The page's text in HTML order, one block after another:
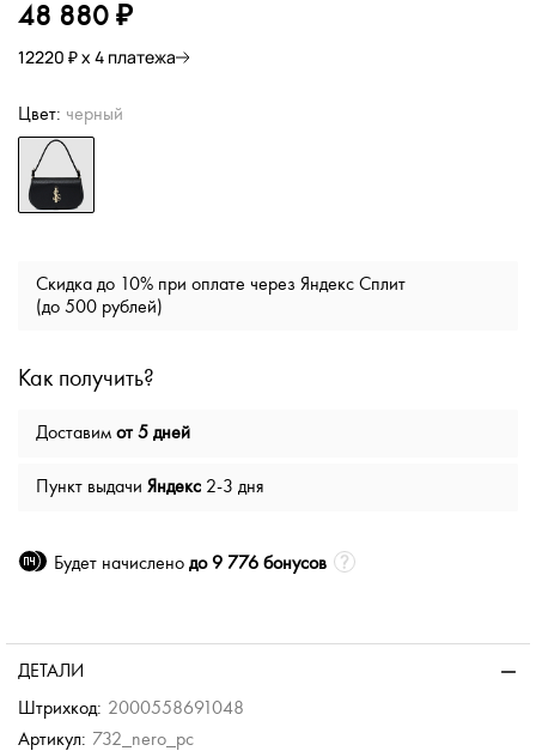
48 880 ₽
12220 ₽ х 4 платежа
Цвет: черный
Скидка до 10% при оплате через Яндекс Сплит
(до 500 рублей)
Как получить?
Доставим от 5 дней
Пункт выдачи Яндекс 2-3 дня
Будет начислено до 9 776 бонусов
ДЕТАЛИ
Штрихкод: 2000558691048
Артикул: 732_nero_pc